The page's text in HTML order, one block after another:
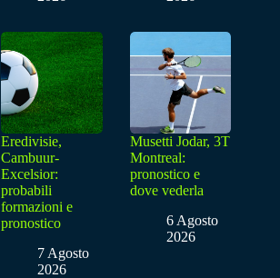
Eredivisie,
Cambuur-
Excelsior:
probabili
formazioni e
pronostico
7 Agosto
2026
Musetti Jodar, 3T
Montreal:
pronostico e
dove vederla
6 Agosto
2026